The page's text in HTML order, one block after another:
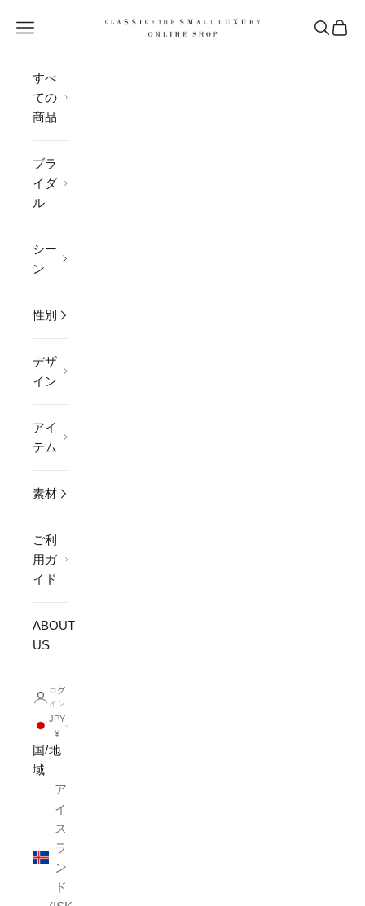
CLASSICS the Small Luxury
メニューを開く 検索を開
カー
すべ
ての
商品
ブラ
イダ
ル
シー
ン
性別
デザ
イン
アイ
テム
素材
ご利
用ガ
イド
ABOUT
US
ログ
イン
JPY
¥
国/地
域
ア
イ
ス
ラ
ン
ド